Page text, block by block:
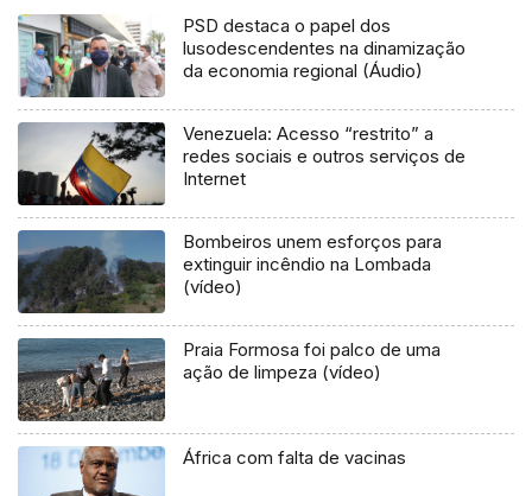
PSD destaca o papel dos
lusodescendentes na dinamização
da economia regional (Áudio)
Venezuela: Acesso “restrito” a
redes sociais e outros serviços de
Internet
Bombeiros unem esforços para
extinguir incêndio na Lombada
(vídeo)
Praia Formosa foi palco de uma
ação de limpeza (vídeo)
África com falta de vacinas